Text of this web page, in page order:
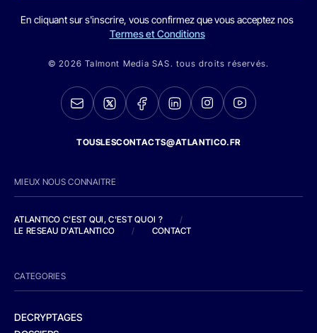
En cliquant sur s'inscrire, vous confirmez que vous acceptez nos
Termes et Conditions
© 2026 Talmont Media SAS. tous droits réservés.
TOUSLESCONTACTS@ATLANTICO.FR
MIEUX NOUS CONNAITRE
ATLANTICO C'EST QUI, C'EST QUOI ?
/
LE RESEAU D'ATLANTICO
/ CONTACT
CATEGORIES
DECRYPTAGES